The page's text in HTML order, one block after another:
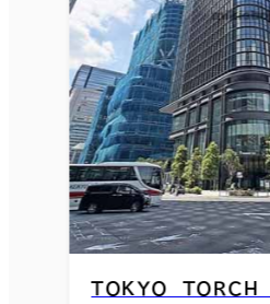
ＴＯＫＹＯ ＴＯＲＣ